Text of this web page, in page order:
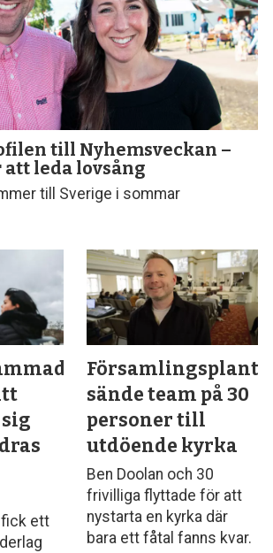
till Nyhemsveckan –
leda lovsång
till Sverige i sommar
ett
sände team på 30
personer till
utdöende kyrka
Ben Doolan och 30
frivilliga flyttade för att
nystarta en kyrka där
bara ett fåtal fanns kvar.